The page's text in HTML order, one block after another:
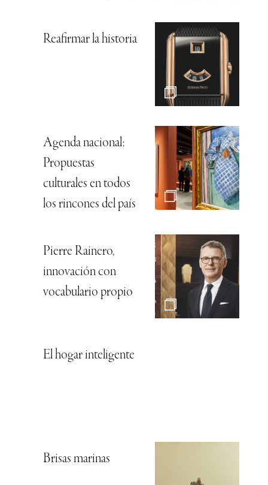
Reafirmar la historia
Agenda nacional:
Propuestas
culturales en todos
los rincones del país
Pierre Rainero,
innovación con
vocabulario propio
El hogar inteligente
Brisas marinas